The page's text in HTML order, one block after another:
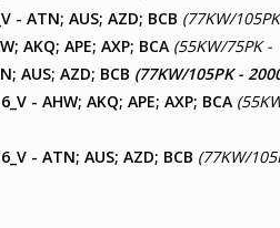
ATN; AUS; AZD; BCB (77KW/
AKQ; APE; AXP; BCA (55KW/75PK
AUS; AZD; BCB (77KW/105PK -
- AHW; AKQ; APE; AXP; BCA
- ATN; AUS; AZD; BCB (77KW/